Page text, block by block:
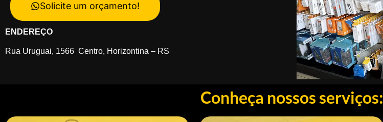
Solicite um orçamento!
ENDEREÇO
Rua Uruguai, 1566 Centro, Horizontina – RS
Conheça nossos serviços: